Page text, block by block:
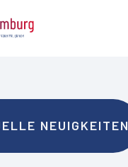
NEUIGKEITEN